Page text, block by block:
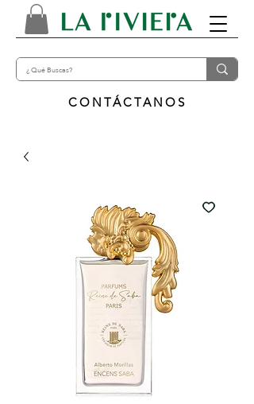
CONTÁCTANOS